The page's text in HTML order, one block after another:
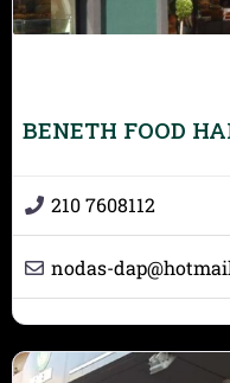
BENETH FOOD
210 7608112
nodas-dap@